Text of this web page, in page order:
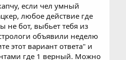
если чел умный
любое действие где
не бот, выбьет тебя из
объявили неделю
этот вариант ответа" и
где 1 верный. Можно